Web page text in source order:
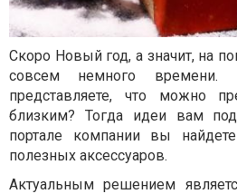
Скоро Новый год, а значит, на
совсем немного
представляете, что можно
близким? Тогда идеи вам
портале компании вы
полезных аксессуаров.
Актуальным решением